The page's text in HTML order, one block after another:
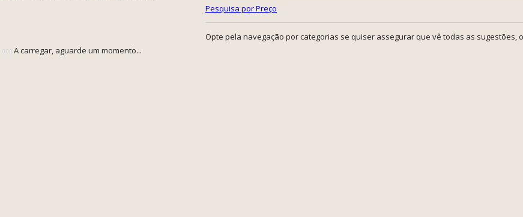
Pesquisa por Preço
Opte pela navegação por categorias se quiser assegurar que vê todas as
A carregar, aguarde um momento...